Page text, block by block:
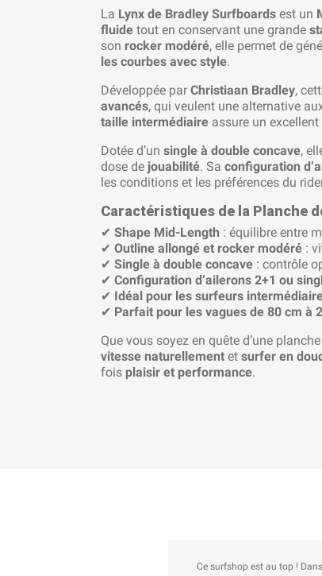
La Lynx de Bradley Surfboards est un
fluide tout en conservant une grande
son rocker modéré, elle permet de
les courbes avec style.
Développée par Christiaan Bradley,
avancés, qui veulent une alternative
taille intermédiaire assure un
Dotée d’un single à double concave,
dose de jouabilité. Sa configuration
les conditions et les préférences du
Caractéristiques de la Planche
✔ Shape Mid-Length : équilibre entre
✔ Outline allongé et rocker modéré :
✔ Single à double concave : contrôle
✔ Configuration d’ailerons 2+1 ou
✔ Idéal pour les surfeurs
✔ Parfait pour les vagues de 80 cm à
Que vous soyez en quête d’une planche
vitesse naturellement et surfer en
fois plaisir et performance.
Au top ! J'ai commandé